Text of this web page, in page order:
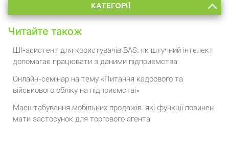
КАТЕГОРІЇ
Читайте також
ШІ-асистент для користувачів BAS: як штучний інтелект
допомагає працювати з даними підприємства
Онлайн-семінар на тему «Питання кадрового та
військового обліку на підприємстві»
Масштабування мобільних продажів: які функції повинен
мати застосунок для торгового агента